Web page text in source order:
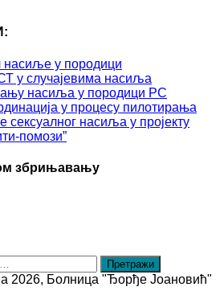
насиље у породици
у случајевима насиља
насиља у породици РС
у процесу пилотирања
сексуалног насиља у пројекту
помози”
збрињавању
2026, Болница "Ђорђе Јоановић"